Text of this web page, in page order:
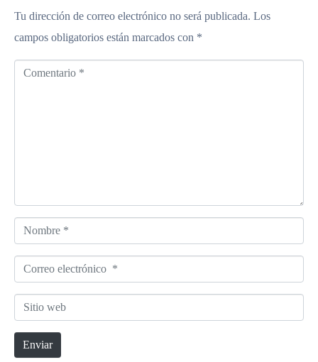
Tu dirección de correo electrónico no será publicada. Los
campos obligatorios están marcados con *
r
i
o
*
o
e
*
o
i
Enviar